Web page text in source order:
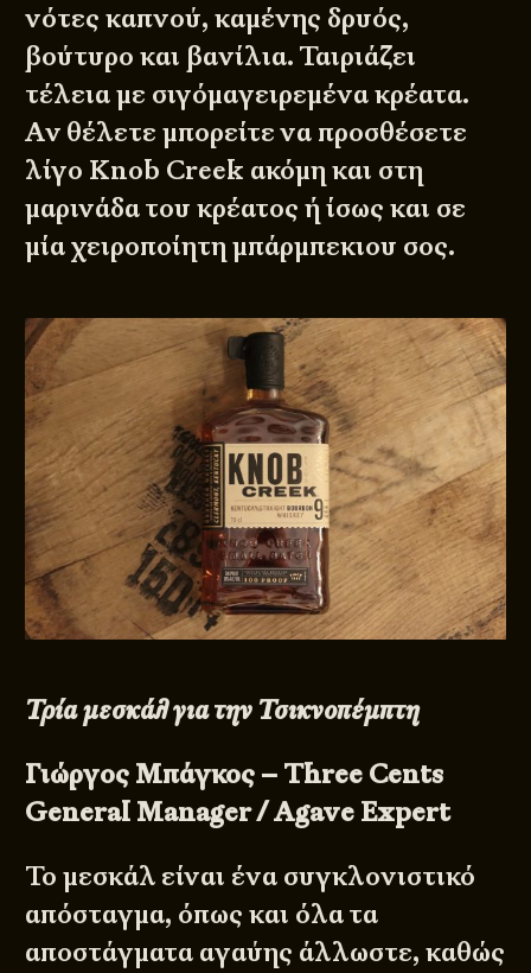
νότες καπνού, καμένης δρυός,
βούτυρο και βανίλια. Ταιριάζει
τέλεια με σιγόμαγειρεμένα κρέατα.
Αν θέλετε μπορείτε να προσθέσετε
λίγο Knob Creek ακόμη και στη
μαρινάδα του κρέατος ή ίσως και σε
μία χειροποίητη μπάρμπεκιου σος.
Τρία μεσκάλ για την Τσικνοπέμπτη
Γιώργος Μπάγκος – Three Cents
General Manager / Agave Expert
Το μεσκάλ είναι ένα συγκλονιστικό
απόσταγμα, όπως και όλα τα
αποστάγματα αγαύης άλλωστε, καθώς